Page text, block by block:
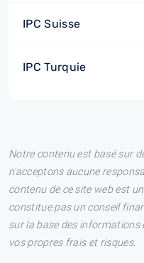
IPC Suisse
IPC Turquie
Notre contenu est basé sur
n'acceptons aucune
contenu de ce site web est
constitue pas un conseil
sur la base des
vos propres frais et risques.